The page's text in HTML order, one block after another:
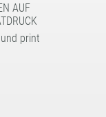
AUF
print